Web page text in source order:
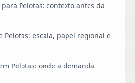
Pelotas: contexto antes da
Pelotas: escala, papel regional e
Pelotas: onde a demanda